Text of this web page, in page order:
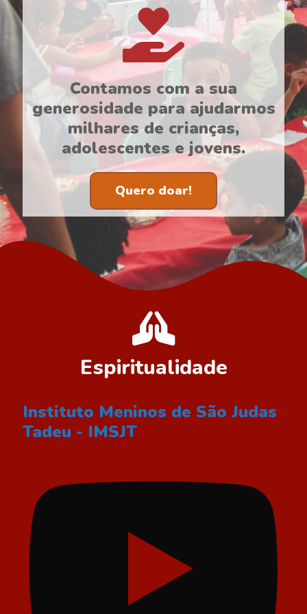
Contamos com a sua
generosidade para ajudarmos
milhares de crianças,
adolescentes e jovens.
Quero doar!
Espiritualidade
Instituto Meninos de São Judas
Tadeu - IMSJT